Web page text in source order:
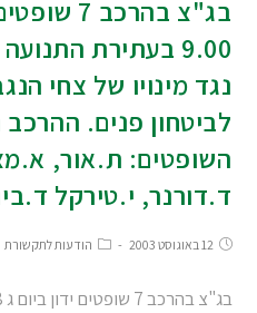
9.00 בעתירת
נגד מינויו של צחי
לביטחון פנים.
השופטים: ת.אור,
ד.דורנר, י.טירקל
12 באוגוסט 2003 הודעות לתקשורת